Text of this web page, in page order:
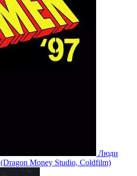
Люди
(Dragon Money Studio, Coldfilm)